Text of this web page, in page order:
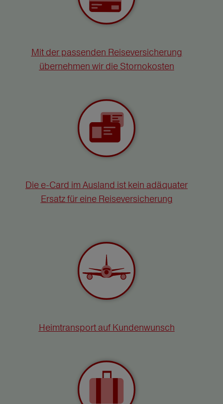
Mit der passenden Reiseversicherung
übernehmen wir die Stornokosten
Die e-Card im Ausland ist kein adäquater
Ersatz für eine Reiseversicherung
Heimtransport auf Kundenwunsch